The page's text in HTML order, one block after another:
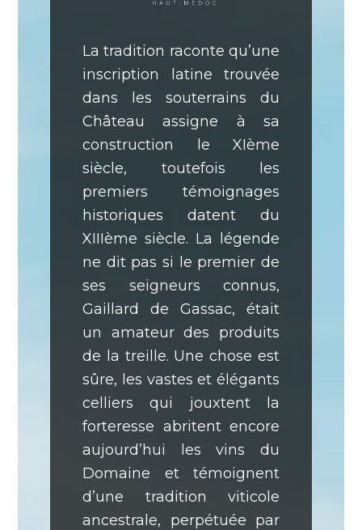
La tradition raconte qu’une
inscription latine trouvée
dans les souterrains du
Château assigne à sa
construction le XIème
siècle, toutefois les
premiers témoignages
historiques datent du
XIIIème siècle. La légende
ne dit pas si le premier de
ses seigneurs connus,
Gaillard de Gassac, était
un amateur des produits
de la treille. Une chose est
sûre, les vastes et élégants
celliers qui jouxtent la
forteresse abritent encore
aujourd’hui les vins du
Domaine et témoignent
d’une tradition viticole
ancestrale, perpétuée par